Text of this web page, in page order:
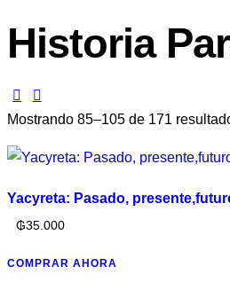
Historia
Mostrando 85–105 de 171
Yacyreta: Pasado,
₲35.000
COMPRAR AHORA